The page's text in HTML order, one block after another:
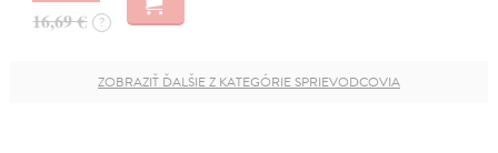
16,69 € ?
ZOBRAZIŤ ĎALŠIE Z KATEGÓRIE SPRIEVODCOVIA